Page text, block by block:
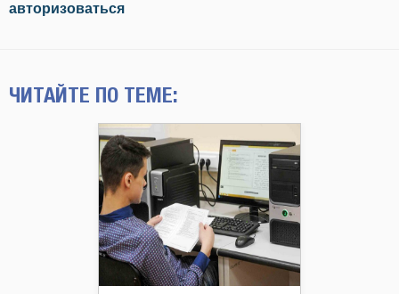
авторизоваться
ЧИТАЙТЕ ПО ТЕМЕ: